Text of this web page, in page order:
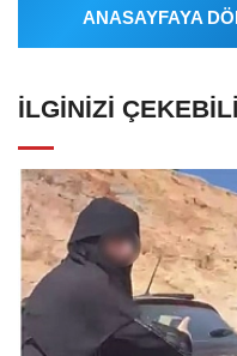
ANASAYFAYA
İLGINIZI